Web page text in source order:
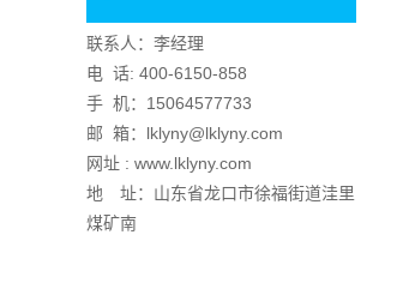
联系人：李经理
电 话: 400-6150-858
手 机： 15064577733
邮 箱：lklyny@lklyny.com
网址 : www.lklyny.com
地 址：山东省龙口市徐福街道洼里
煤矿南